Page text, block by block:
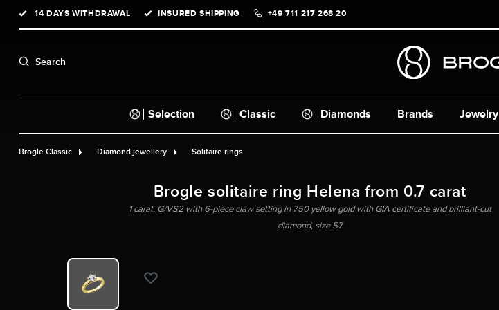
Skip to main navigation
14 DAYS WITHDRAWAL INSURED SHIPPING +49 711 217 268 20
Search
Selection Classic Diamonds Brands Jewelry
Brogle Classic Diamond jewellery Solitaire rings
Brogle solitaire ring Helena from 0.7 carat
1 carat, G/VS2 with 6-piece claw setting in 750 yellow gold with GIA certificate and brilliant-cut
diamond, size 57